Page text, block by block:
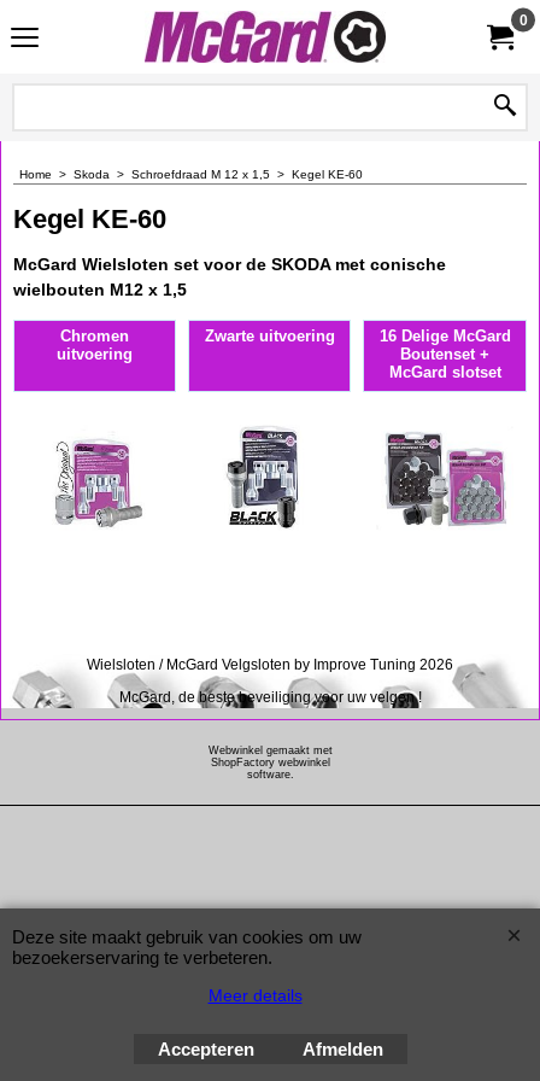
0
Home > Skoda > Schroefdraad M 12 x 1,5 > Kegel KE-60
Kegel KE-60
McGard Wielsloten set voor de SKODA met conische
wielbouten M12 x 1,5
Chromen
uitvoering
Zwarte uitvoering
16 Delige McGard
Boutenset +
McGard slotset
Wielsloten / McGard Velgsloten by Improve Tuning 2026
McGard, de beste beveiliging voor uw velgen !
Webwinkel gemaakt met
ShopFactory webwinkel
software.
Deze site maakt gebruik van cookies om uw
bezoekerservaring te verbeteren.
Meer details
Accepteren Afmelden